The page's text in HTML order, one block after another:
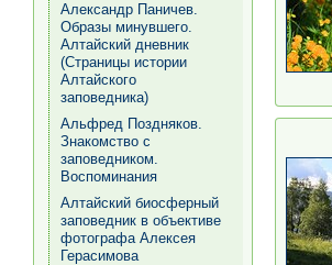
Александр Паничев.
Образы минувшего.
Алтайский дневник
(Страницы истории
Алтайского
заповедника)
Альфред Поздняков.
Знакомство с
заповедником.
Воспоминания
Алтайский биосферный
заповедник в объективе
фотографа Алексея
Герасимова